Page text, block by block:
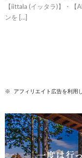
【iittala (イッタラ)】・【
ンを […]
※ アフィリエイト広告を利用